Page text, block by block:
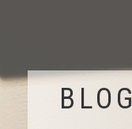
BLOG